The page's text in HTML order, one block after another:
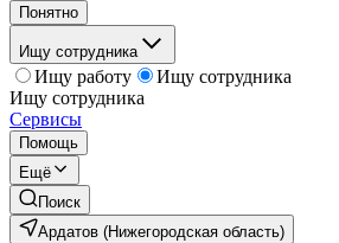
Понятно
Ищу сотрудника
Ищу работу
Ищу сотрудника
Ищу сотрудника
Сервисы
Помощь
Ещё
Поиск
Ардатов (Нижегородская область)